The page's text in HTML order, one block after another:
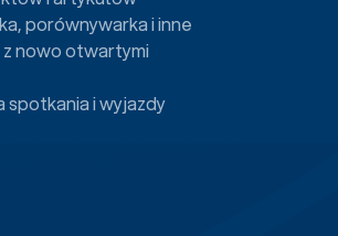
porównywarka i inne
nowo otwartymi
i wyjazdy